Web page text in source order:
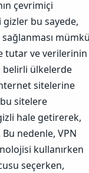
çevrimiçi
gizler bu sayede,
tutar ve verilerinin
belirli ülkelerde
sitelerine
sitelere
hale getirerek,
nedenle, VPN
kullanırken
seçerken,